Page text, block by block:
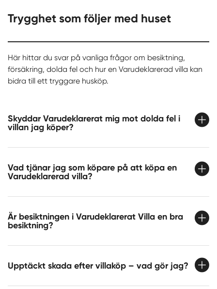
Trygghet som följer med huset
Här hittar du svar på vanliga frågor om besiktning,
försäkring, dolda fel och hur en Varudeklarerad villa kan
bidra till ett tryggare husköp.
Skyddar Varudeklarerat mig mot dolda fel i
villan jag köper?
Vad tjänar jag som köpare på att köpa en
Varudeklarerad villa?
Är besiktningen i Varudeklarerat Villa en bra
besiktning?
Upptäckt skada efter villaköp – vad gör jag?